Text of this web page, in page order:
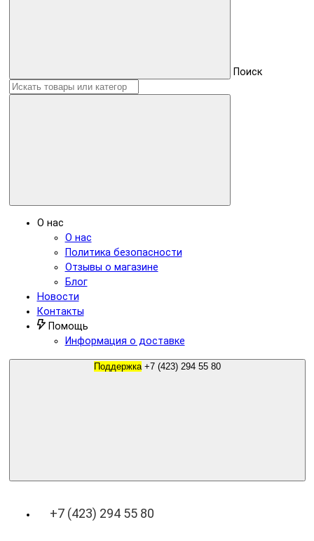
Поиск
О нас
О нас
Политика безопасности
Отзывы о магазине
Блог
Новости
Контакты
Помощь
Информация о доставке
Поддержка +7 (423) 294 55 80
+7 (423) 294 55 80